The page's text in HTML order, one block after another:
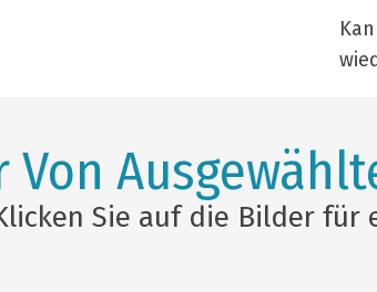
Von
Sie auf die Bilder für